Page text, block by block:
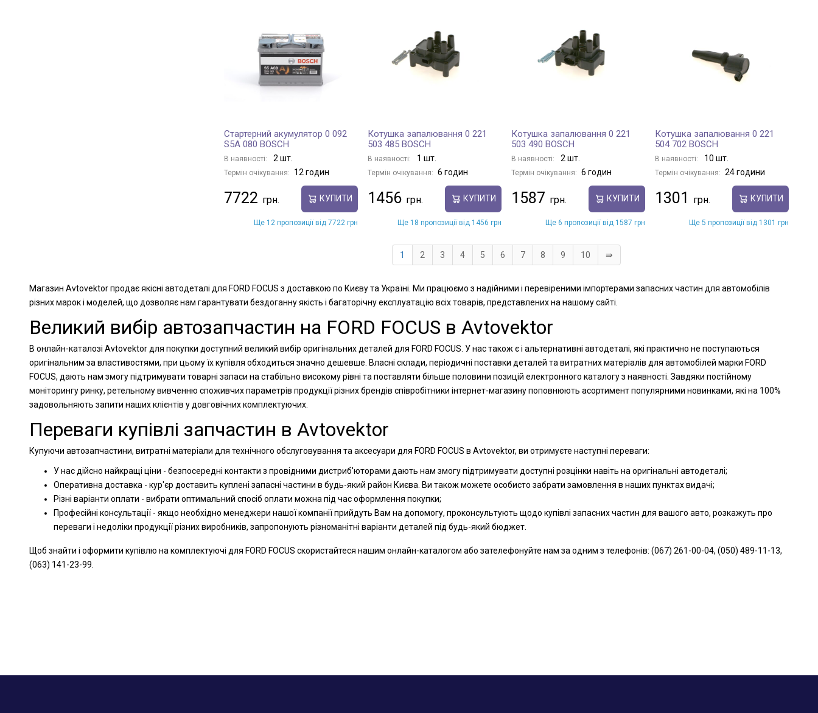
Стартерний акумулятор 0 092
S5A 080 BOSCH
В наявності: 2 шт.
Термін очікування: 12 годин
7722 КУПИТИ
Ще 12 пропозиції від 7722 грн
Котушка запалювання 0 221
503 485 BOSCH
В наявності: 1 шт.
Термін очікування: 6 годин
1456 КУПИТИ
Ще 18 пропозиції від 1456 грн
Котушка запалювання 0 221
503 490 BOSCH
В наявності: 2 шт.
Термін очікування: 6 годин
1587 КУПИТИ
Ще 6 пропозиції від 1587 грн
Котушка запалювання 0 221
504 702 BOSCH
В наявності: 10 шт.
Термін очікування: 24 години
1301 КУПИТИ
Ще 5 пропозиції від 1301 грн
1 2 3 4 5 6 7 8 9 10 ⇛
Магазин Avtovektor продає якісні автодеталі для FORD FOCUS з доставкою по Києву та Україні. Ми працюємо з надійними і перевіреними імпортерами запасних частин для автомобілів
різних марок і моделей, що дозволяє нам гарантувати бездоганну якість і багаторічну експлуатацію всіх товарів, представлених на нашому сайті.
Великий вибір автозапчастин на FORD FOCUS в Avtovektor
В онлайн-каталозі Avtovektor для покупки доступний великий вибір оригінальних деталей для FORD FOCUS. У нас також є і альтернативні автодеталі, які практично не поступаються
оригінальним за властивостями, при цьому їх купівля обходиться значно дешевше. Власні склади, періодичні поставки деталей та витратних матеріалів для автомобілей марки FORD
FOCUS, дають нам змогу підтримувати товарні запаси на стабільно високому рівні та поставляти більше половини позицій електронного каталогу з наявності. Завдяки постійному
моніторингу ринку, ретельному вивченню споживчих параметрів продукції різних брендів співробітники інтернет-магазину поповнюють асортимент популярними новинками, які на 100%
задовольняють запити наших клієнтів у довговічних комплектуючих.
Переваги купівлі запчастин в Avtovektor
Купуючи автозапчастини, витратні матеріали для технічного обслуговування та аксесуари для FORD FOCUS в Avtovektor, ви отримуєте наступні переваги:
У нас дійсно найкращі ціни - безпосередні контакти з провідними дистриб'юторами дають нам змогу підтримувати доступні розцінки навіть на оригінальні автодеталі;
Оперативна доставка - кур'єр доставить куплені запасні частини в будь-який район Києва. Ви також можете особисто забрати замовлення в наших пунктах видачі;
Різні варіанти оплати - вибрати оптимальний спосіб оплати можна під час оформлення покупки;
Професійні консультації - якщо необхідно менеджери нашої компанії прийдуть Вам на допомогу, проконсультують щодо купівлі запасних частин для вашого авто, розкажуть про
переваги і недоліки продукції різних виробників, запропонують різноманітні варіанти деталей під будь-який бюджет.
Щоб знайти і оформити купівлю на комплектуючі для FORD FOCUS скористайтеся нашим онлайн-каталогом або зателефонуйте нам за одним з телефонів: (067) 261-00-04, (050) 489-11-13,
(063) 141-23-99.